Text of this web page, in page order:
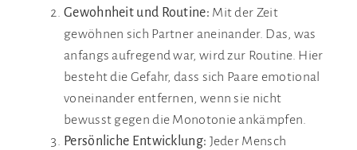
Gewohnheit und Routine: Mit der Zeit
gewöhnen sich Partner aneinander. Das, was
anfangs aufregend war, wird zur Routine. Hier
besteht die Gefahr, dass sich Paare emotional
voneinander entfernen, wenn sie nicht
bewusst gegen die Monotonie ankämpfen.
Persönliche Entwicklung: Jeder Mensch